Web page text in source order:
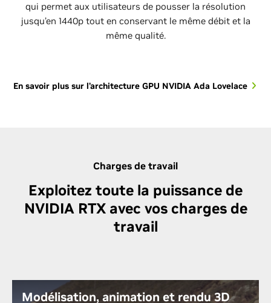
qui permet aux utilisateurs de pousser la résolution
jusqu’en 1440p tout en conservant le même débit et la
même qualité.
En savoir plus sur l’architecture GPU NVIDIA Ada Lovelace
Charges de travail
Exploitez toute la puissance de
NVIDIA RTX avec vos charges de
travail
Modélisation, animation et rendu 3D